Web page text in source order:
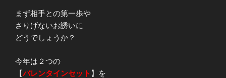
まず相手との第一歩や
さりげないお誘いに
どうでしょうか？
今年は２つの
【バレンタインセット 】を